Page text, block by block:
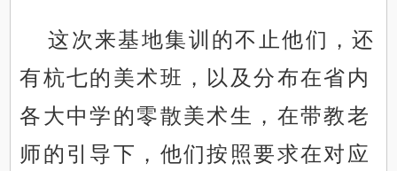
这次来基地集训的不止他们，还
有杭七的美术班，以及分布在省内
各大中学的零散美术生，在带教老
师的引导下，他们按照要求在对应